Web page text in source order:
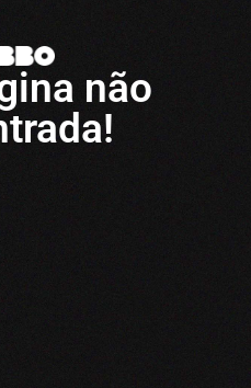
não